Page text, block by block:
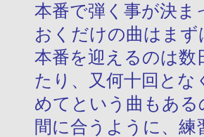
本番で弾く事が決
おくだけの曲はま
本番を迎えるのは数
たり、又何十回と
めてという曲もあ
間に合うように、